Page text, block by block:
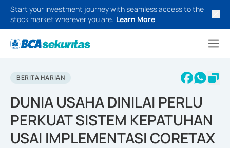
Start your investment journey with seamless access to the
stock market wherever you are. Learn More
BERITA HARIAN
DUNIA USAHA DINILAI PERLU
PERKUAT SISTEM KEPATUHAN
USAI IMPLEMENTASI CORETAX